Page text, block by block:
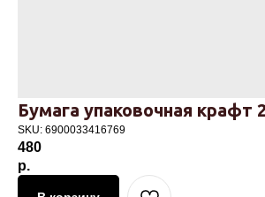
Бумага упаковочная крафт
SKU: 6900033416769
480
р.